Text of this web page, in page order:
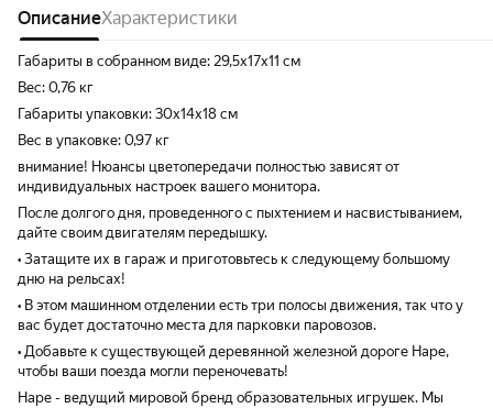
дешевые, зато качество хорошее.
ОписаниеХарактеристики
Габариты в собранном виде: 29,5х17х11 см
Вес: 0,76 кг
Габариты упаковки: 30х14х18 см
Вес в упаковке: 0,97 кг
внимание! Нюансы цветопередачи полностью зависят от
индивидуальных настроек вашего монитора.
После долгого дня, проведенного с пыхтением и насвистыванием,
дайте своим двигателям передышку.
• Затащите их в гараж и приготовьтесь к следующему большому
дню на рельсах!
• В этом машинном отделении есть три полосы движения, так что у
вас будет достаточно места для парковки паровозов.
• Добавьте к существующей деревянной железной дороге Hape,
чтобы ваши поезда могли переночевать!
Hape - ведущий мировой бренд образовательных игрушек. Мы